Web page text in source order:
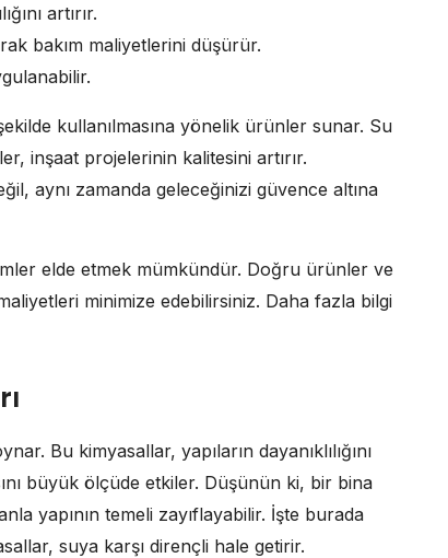
artırır.
bakım maliyetlerini düşürür.
kullanılmasına yönelik ürünler sunar. Su
inşaat projelerinin kalitesini artırır.
aynı zamanda geleceğinizi güvence altına
elde etmek mümkündür. Doğru ürünler ve
minimize edebilirsiniz. Daha fazla bilgi
Bu kimyasallar, yapıların dayanıklılığını
büyük ölçüde etkiler. Düşünün ki, bir bina
yapının temeli zayıflayabilir. İşte burada
suya karşı dirençli hale getirir.